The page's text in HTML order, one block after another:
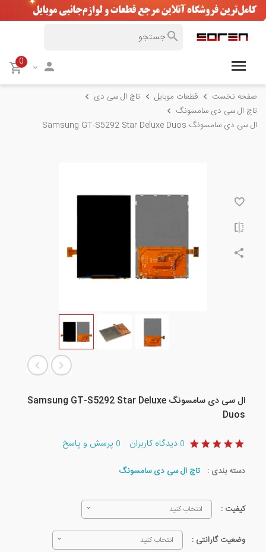
0
صفحه نخست قطعات موبایل
تاچ ال سی دی
تاچ ال سی دی سامسونگ
ال سی دی سامسونگ Samsung GT-S5292 Star Deluxe Duos
ال سی دی سامسونگ Samsung GT-S5292 Star Deluxe
Duos
0 دیدگاه کاربران 0 پرسش و پاسخ
دسته بندی : تاچ ال سی دی سامسونگ
کیفیت : انتخاب کنید
وضعیت گارانتی : انتخاب کنید